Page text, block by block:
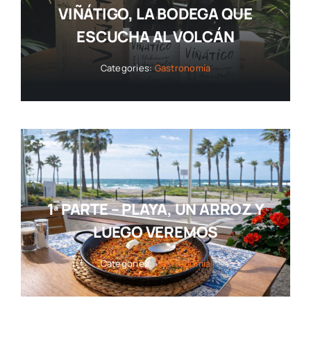
VIÑÁTIGO, LA BODEGA QUE
ESCUCHA AL VOLCÁN
Categories: Gastronomía
1ª PARTE – PLAYA, UN ARROZ Y
LUEGO VEREMOS
Categories:Gastronomía